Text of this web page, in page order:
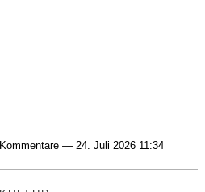
Kommentare — 24. Juli 2026 11:34